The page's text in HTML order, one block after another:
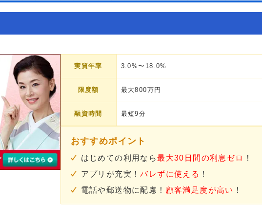
実質年率 3.0%〜18.0%
限度額 最大800万円
融資時間 最短9分
おすすめポイント
はじめての利用なら最大30日間の利息ゼロ
！
アプリが充実！バレずに使える ！
電話や郵送物に配慮！ 顧客満足度が高い ！